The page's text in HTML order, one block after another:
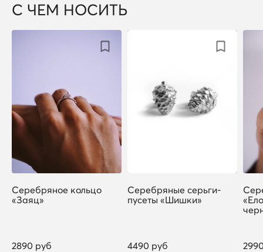
С ЧЕМ НОСИТЬ
Серебряное кольцо
«Заяц»
2890 руб
Серебряные серьги-
пусеты «Шишки»
4490 руб